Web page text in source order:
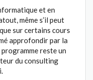
et en
même s’il peut
sur certains cours
approfondir par la
reste un
du consulting